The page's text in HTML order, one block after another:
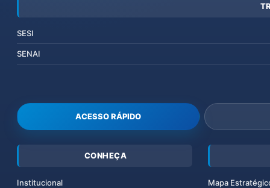
SESI
SENAI
ACESSO RÁPIDO
CONHEÇA
Institucional Mapa